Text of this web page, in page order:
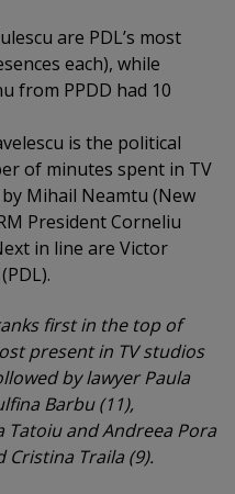
are PDL’s most
each), while
from PPDD had 10
is the political
of minutes spent in TV
Mihail Neamtu (New
President Corneliu
in line are Victor
first in the top of
present in TV studios
by lawyer Paula
Barbu (11),
Tatoiu and Andreea Pora
Cristina Traila (9).